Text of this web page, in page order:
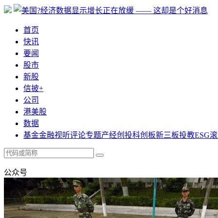
首页
快讯
要闻
股市
新股
信披+
公司
港美股
数据
基金金融视听评论专题产经创投科创板新三板投教ESG
公众号